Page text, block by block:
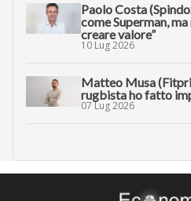
Paolo Costa
come Superman,
creare valore”
10 Lug 2026
Matteo Musa
rugbista ho fatto
07 Lug 2026